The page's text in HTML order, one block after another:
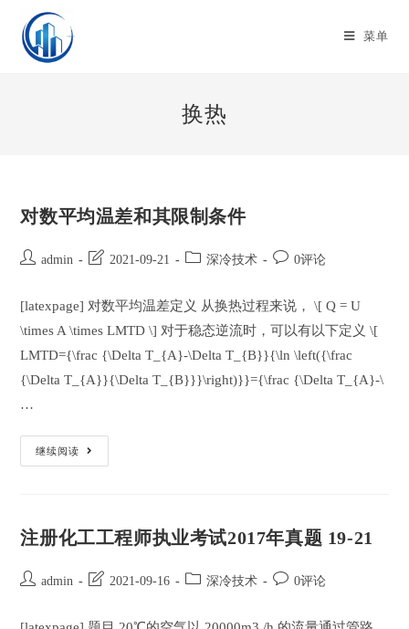
content
菜单
换热
对数平均温差和其限制条件
Postadmin
Post
modified:
2021-09-21
Post深冷技术
Post0评论
[latexpage] 对数平均温差定义 从换热过程来说， \[ Q = U
\times A \times LMTD \] 对于稳态逆流时，可以有以下定义 \[
LMTD={\frac {\Delta T_{A}-\Delta T_{B}}{\ln \left({\frac
{\Delta T_{A}}{\Delta T_{B}}}\right)}}={\frac {\Delta T_{A}-\
…
继续阅读
对
数
和
其
条
注册化工工程师执业考试2017年真题 19-21
Postadmin
Post
modified:
2021-09-16
Post深冷技术
Post0评论